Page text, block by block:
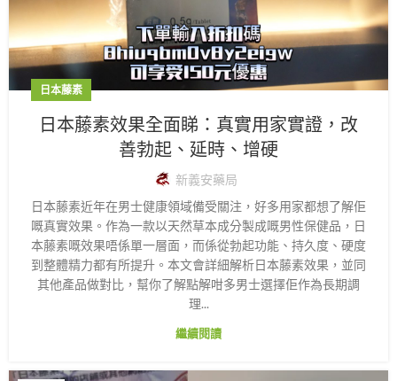
日本藤素
日本藤素效果全面睇：真實用家實證，改
善勃起、延時、增硬
新義安藥局
日本藤素近年在男士健康領域備受關注，好多用家都想了解佢
嘅真實效果。作為一款以天然草本成分製成嘅男性保健品，日
本藤素嘅效果唔係單一層面，而係從勃起功能、持久度、硬度
到整體精力都有所提升。本文會詳細解析日本藤素效果，並同
其他產品做對比，幫你了解點解咁多男士選擇佢作為長期調
理...
繼續閱讀